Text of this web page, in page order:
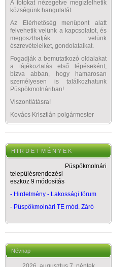
A fotókat nézegetve megízlelhetik
községünk hangulatát.
Az Elérhetőség menüpont alatt
felvehetik velünk a kapcsolatot, és
megoszthatják velünk
észrevételeiket, gondolataikat.
Fogadják a bemutatkozó oldalakat
a tájékoztatás első lépéseként,
bízva abban, hogy hamarosan
személyesen is találkozhatunk
Püspökmolnáriban!
Viszontlátásra!
Kovács Krisztián polgármester
H I R D E T M É N Y E K
Püspökmolnári
településrendezési
eszköz 9 módosítás
- Hirdetmény - Lakossági fórum
- Püspökmolnári TE mód. Záró
Névnap